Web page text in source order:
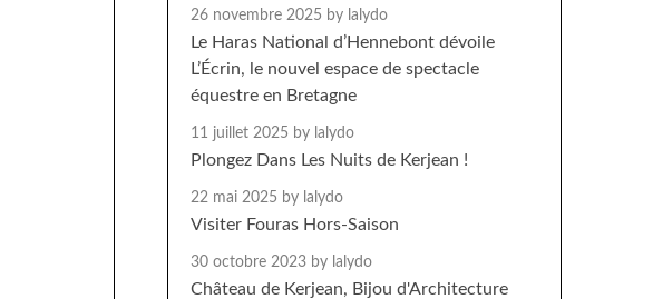
26 novembre 2025 by lalydo
Le Haras National d’Hennebont dévoile
L’Écrin, le nouvel espace de spectacle
équestre en Bretagne
11 juillet 2025 by lalydo
Plongez Dans Les Nuits de Kerjean !
22 mai 2025 by lalydo
Visiter Fouras Hors-Saison
30 octobre 2023 by lalydo
Château de Kerjean, Bijou d'Architecture